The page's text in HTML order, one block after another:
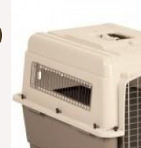
הוספה
למועדפים